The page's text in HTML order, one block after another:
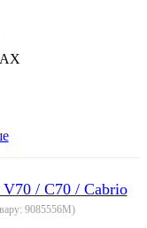
V70 / C70 / Cabrio
9085556M)